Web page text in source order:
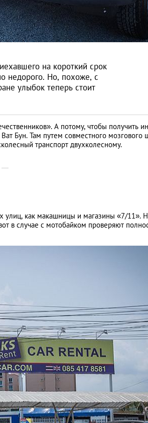
на короткий срок
недорого. Но, похоже, с
улыбок теперь стоит
А потому, чтобы получить
Ват Бун. Там путем совместного мозгового
транспорт двухколесному.
улиц, как макашницы и магазины «7/11».
в случае с мотобайком проверяют
Август
учит не